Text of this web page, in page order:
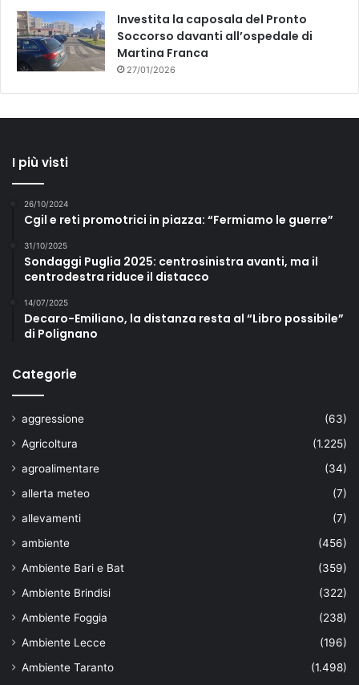
Investita la caposala del Pronto
Soccorso davanti all’ospedale di
Martina Franca
27/01/2026
I più visti
26/10/2024
Cgil e reti promotrici in piazza: “Fermiamo le guerre”
31/10/2025
Sondaggi Puglia 2025: centrosinistra avanti, ma il
centrodestra riduce il distacco
14/07/2025
Decaro-Emiliano, la distanza resta al “Libro possibile”
di Polignano
Categorie
aggressione
(63)
Agricoltura
(1.225)
agroalimentare
(34)
allerta meteo
(7)
allevamenti
(7)
ambiente
(456)
Ambiente Bari e Bat
(359)
Ambiente Brindisi
(322)
Ambiente Foggia
(238)
Ambiente Lecce
(196)
Ambiente Taranto
(1.498)